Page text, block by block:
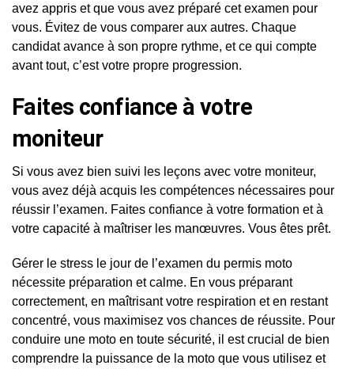
avez appris et que vous avez préparé cet examen pour
vous. Évitez de vous comparer aux autres. Chaque
candidat avance à son propre rythme, et ce qui compte
avant tout, c’est votre propre progression.
Faites confiance à votre
moniteur
Si vous avez bien suivi les leçons avec votre moniteur,
vous avez déjà acquis les compétences nécessaires pour
réussir l’examen. Faites confiance à votre formation et à
votre capacité à maîtriser les manœuvres. Vous êtes prêt.
Gérer le stress le jour de l’examen du permis moto
nécessite préparation et calme. En vous préparant
correctement, en maîtrisant votre respiration et en restant
concentré, vous maximisez vos chances de réussite. Pour
conduire une moto en toute sécurité, il est crucial de bien
comprendre la puissance de la moto que vous utilisez et